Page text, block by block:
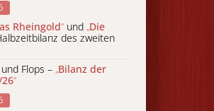
Rheingold“ und „Die
des zweiten
Flops – „Bilanz der
“